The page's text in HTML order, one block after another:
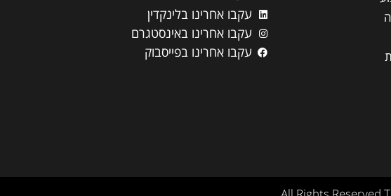
עקבו אחרינו בלינקדין
עקבו אחרינו באינסטגרם
עקבו אחרינו בפייסבוק